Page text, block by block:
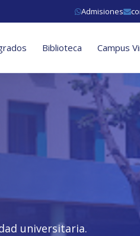
Admisiones
Biblioteca Campus
universitaria.